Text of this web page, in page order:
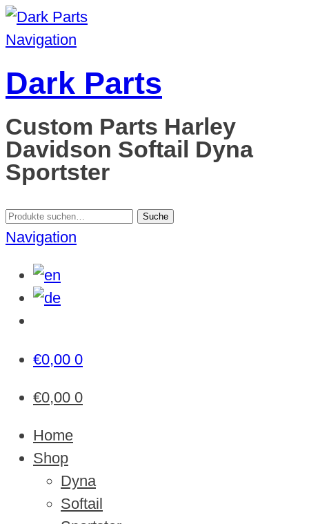
Navigation
Dark Parts
Custom Parts Harley
Davidson Softail Dyna
Sportster
Suche
nach:
Suche
Navigation
€0,00 0
€0,00 0
Home
Shop
Dyna
Softail